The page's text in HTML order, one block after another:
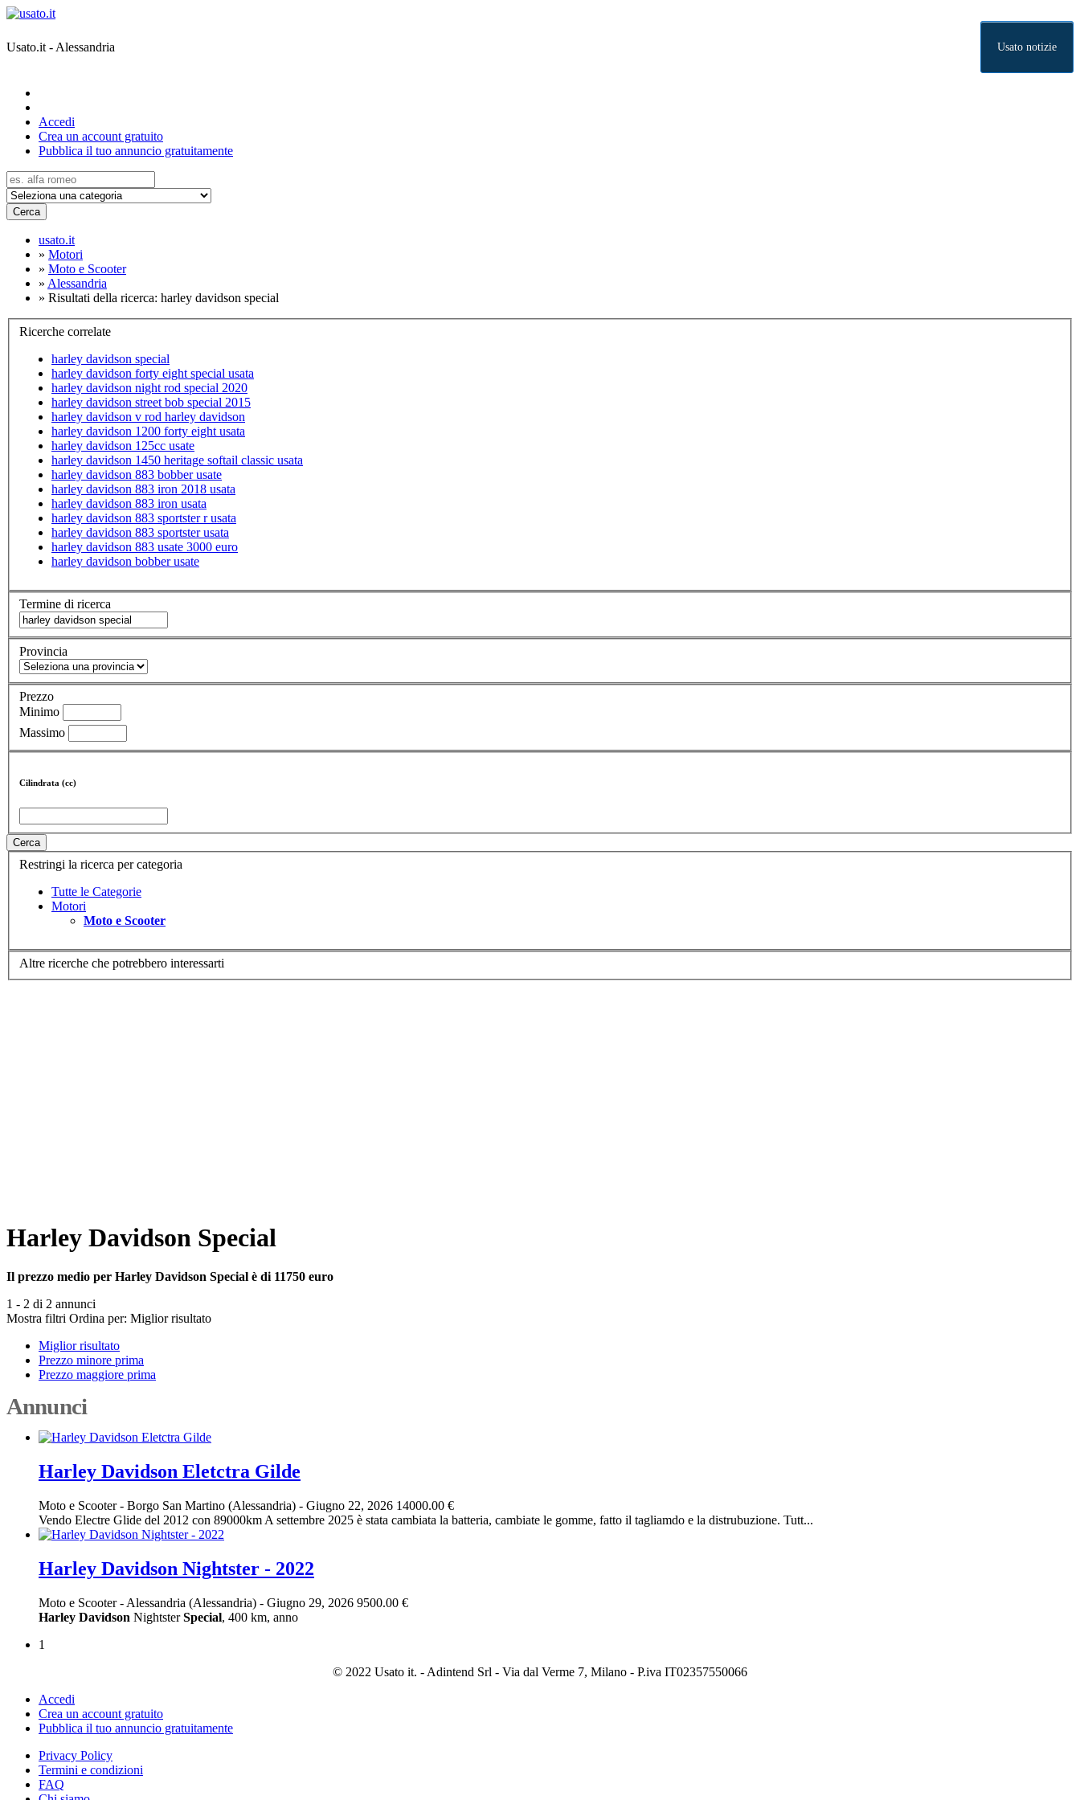
Usato.it - Alessandria Usato notizie
Accedi
Crea un account gratuito
Pubblica il tuo annuncio gratuitamente
Cerca
usato.it
» Motori
» Moto e Scooter
» Alessandria
» Risultati della ricerca: harley davidson special
Ricerche correlate
harley davidson special
harley davidson forty eight special usata
harley davidson night rod special 2020
harley davidson street bob special 2015
harley davidson v rod harley davidson
harley davidson 1200 forty eight usata
harley davidson 125cc usate
harley davidson 1450 heritage softail classic usata
harley davidson 883 bobber usate
harley davidson 883 iron 2018 usata
harley davidson 883 iron usata
harley davidson 883 sportster r usata
harley davidson 883 sportster usata
harley davidson 883 usate 3000 euro
harley davidson bobber usate
Termine di ricerca
Provincia
Prezzo
Minimo
Massimo
Cilindrata (cc)
Cerca
Restringi la ricerca per categoria
Tutte le Categorie
Motori
Moto e Scooter
Altre ricerche che potrebbero interessarti
Harley Davidson Special
Il prezzo medio per Harley Davidson Special è di 11750 euro
1 - 2 di 2 annunci
Mostra filtri Ordina per: Miglior risultato
Miglior risultato
Prezzo minore prima
Prezzo maggiore prima
Annunci
Harley Davidson Eletctra Gilde
Moto e Scooter- Borgo San Martino (Alessandria) - Giugno 22, 2026 14000.00 €
Vendo Electre Glide del 2012 con 89000km A settembre 2025 è stata cambiata la batteria, cambiate le gomme, fatto il tagliamdo e la distrubuzione. Tutt...
Harley Davidson Nightster - 2022
Moto e Scooter- Alessandria (Alessandria) - Giugno 29, 2026 9500.00 €
Harley Davidson NightsterSpecial, 400 km, anno
1
© 2022 Usato it. - Adintend Srl - Via dal Verme 7, Milano - P.iva IT02357550066
Accedi
Crea un account gratuito
Pubblica il tuo annuncio gratuitamente
Privacy Policy
Termini e condizioni
FAQ